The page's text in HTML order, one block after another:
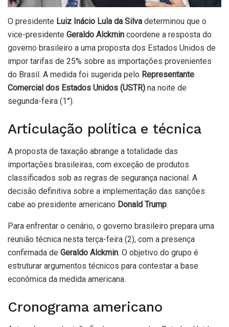
O presidente Luiz Inácio Lula da Silva determinou que o
vice-presidente Geraldo Alckmin coordene a resposta do
governo brasileiro a uma proposta dos Estados Unidos de
impor tarifas de 25% sobre as importações provenientes
do Brasil. A medida foi sugerida pelo Representante
Comercial dos Estados Unidos (USTR) na noite de
segunda-feira (1°).
Articulação política e técnica
A proposta de taxação abrange a totalidade das
importações brasileiras, com exceção de produtos
classificados sob as regras de segurança nacional. A
decisão definitiva sobre a implementação das sanções
cabe ao presidente americano Donald Trump.
Para enfrentar o cenário, o governo brasileiro prepara uma
reunião técnica nesta terça-feira (2), com a presença
confirmada de Geraldo Alckmin. O objetivo do grupo é
estruturar argumentos técnicos para contestar a base
econômica da medida americana.
Cronograma americano